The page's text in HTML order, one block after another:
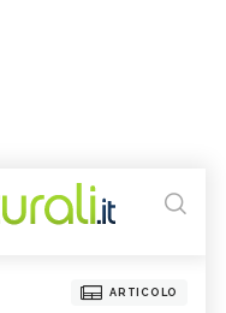
ARTICOLO